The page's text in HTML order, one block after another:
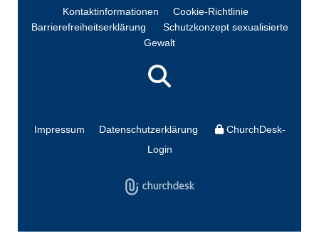
Kontaktinformationen
Cookie-Richtlinie
Barrierefreiheitserklärung
Schutzkonzept sexualisierte
Gewalt
Impressum Datenschutzerklärung
ChurchDesk-
Login